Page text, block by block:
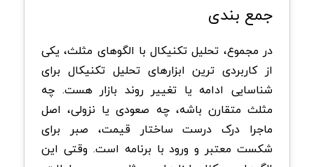
‏جمع بندی
در مجموع، تحلیل تکنیکال با الگوهای مثلث، یکی
از کاربردی ترین ابزارهای تحلیل تکنیکال برای
شناسایی ادامه یا تغییر روند بازار هست. چه
مثلث متقارن باشه، چه صعودی یا نزولی، اصل
ماجرا درک درست ساختار قیمت، صبر برای
شکست معتبر و ورود با برنامه است. وقتی این